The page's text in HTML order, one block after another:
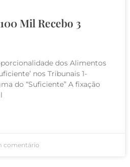
Mil Recebo 3
dos Alimentos
nos Tribunais 1-
do “Suficiente” A fixação
comentário